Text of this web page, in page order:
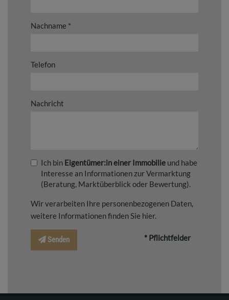
Nachname
Telefon
Nachricht
Ich bin Eigentümer:in einer Immobilie und habe
Interesse an Informationen zur Vermarktung
(Beratung, Marktüberblick oder Bewertung).
Wir verarbeiten Ihre personenbezogenen Daten,
weitere Informationen finden Sie hier.
Senden * Pflichtfelder